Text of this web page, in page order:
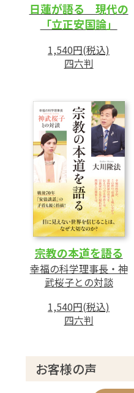
日蓮が語る 現代の
「立正安国論」
1,540円(税込)
四六判
宗教の本道を語る
幸福の科学理事長・神
武桜子との対談
1,540円(税込)
四六判
お客様の声